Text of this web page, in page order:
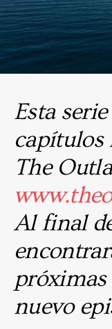
Esta
capítulos
The
Al final
próximas
nuevo